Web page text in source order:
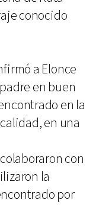
conocido
a Elonce
en buen
en la
en una
con
la
por